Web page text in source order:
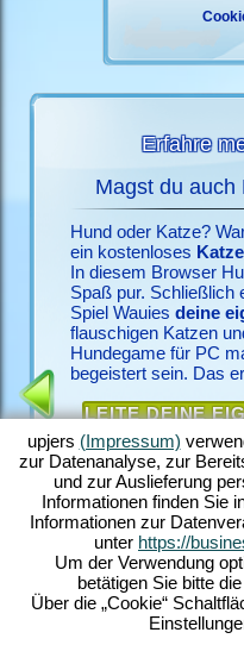
Erfahre
virtuelle
Welt
Magst du auch
Hund oder Katze?
ein kostenloses
In diesem Browser
Spaß pur. Schließlich
Spiel Wauies deine
flauschigen Katzen
Hundegame für PC
begeistert sein. Das
LEITE DEINE
DEKORIERE
PFLEGE DEINE
Bist du auf dieses
geworden?
spiele mit!
upjers (Impressum)
zur Datenanalyse, zur
und zur Auslieferung
Informationen finden Sie
Informationen zur
unter https://
Um der Verwendung
betätigen Sie bitte
Über die „Cookie“